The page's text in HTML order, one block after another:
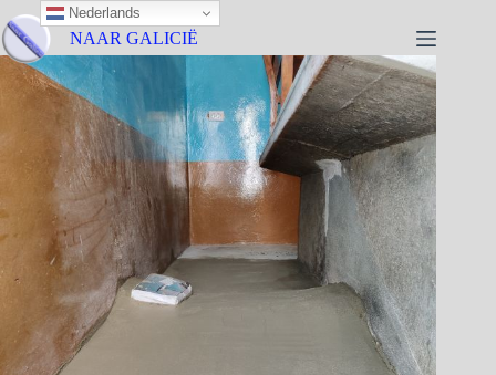
NAAR GALICIË
Nederlands